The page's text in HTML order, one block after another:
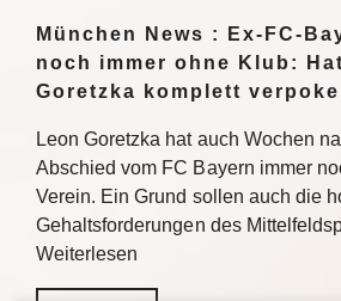
München News : Ex-FC-
noch immer ohne Klub:
Goretzka komplett
Leon Goretzka hat auch Wochen
Abschied vom FC Bayern immer
Verein. Ein Grund sollen auch die
Gehaltsforderungen des
Weiterlesen